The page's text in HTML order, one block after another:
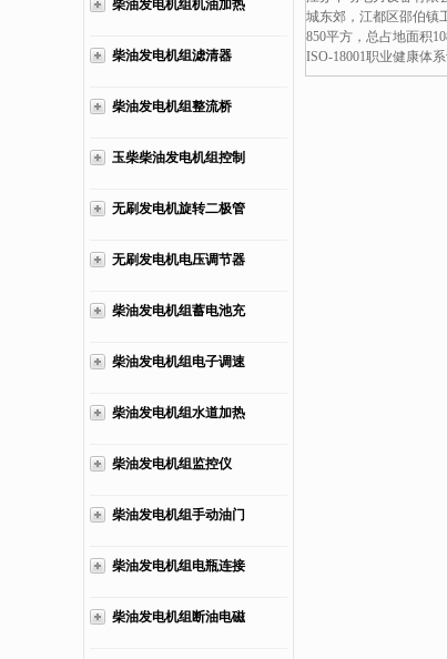
柴油发电机组机油加热
柴油发电机组滤清器
柴油发电机组整流桥
玉柴柴油发电机组控制
无刷发电机旋转二极管
无刷发电机电压调节器
柴油发电机组蓄电池充
柴油发电机组电子调速
柴油发电机组水道加热
柴油发电机组监控仪
柴油发电机组手动油门
柴油发电机组电瓶连接
柴油发电机组断油电磁
销,欢迎来电
城东郊，江都区邵伯镇
850平方，总占地面积
ISO-18001职业健康体